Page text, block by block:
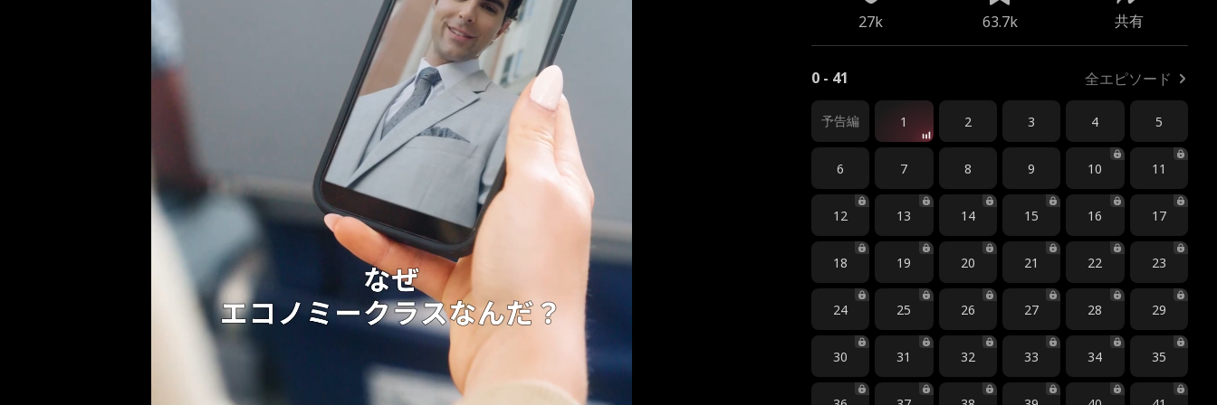
27k 63.7k 共有
0 - 41 全エピソード
予告編 1 2 3 4 5
6 7 8 9 10 11
12 13 14 15 16 17
18 19 20 21 22 23
24 25 26 27 28 29
30 31 32 33 34 35